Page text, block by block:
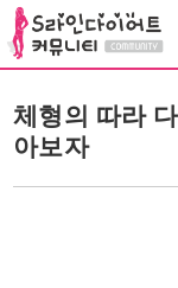
체형의 따라
아보자